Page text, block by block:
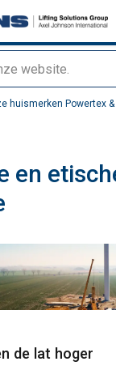
offerte
huismerken Powertex
en
de lat hoger